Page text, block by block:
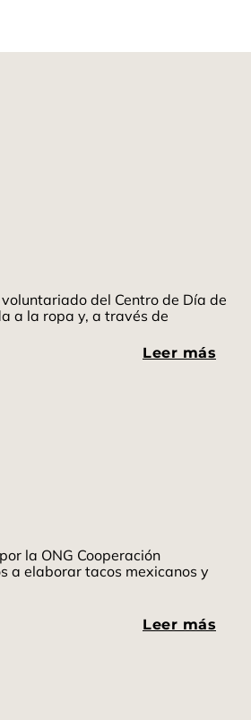
del Centro de Día de
a la ropa y, a través de
Leer más
la ONG Cooperación
a elaborar tacos mexicanos y
Leer más